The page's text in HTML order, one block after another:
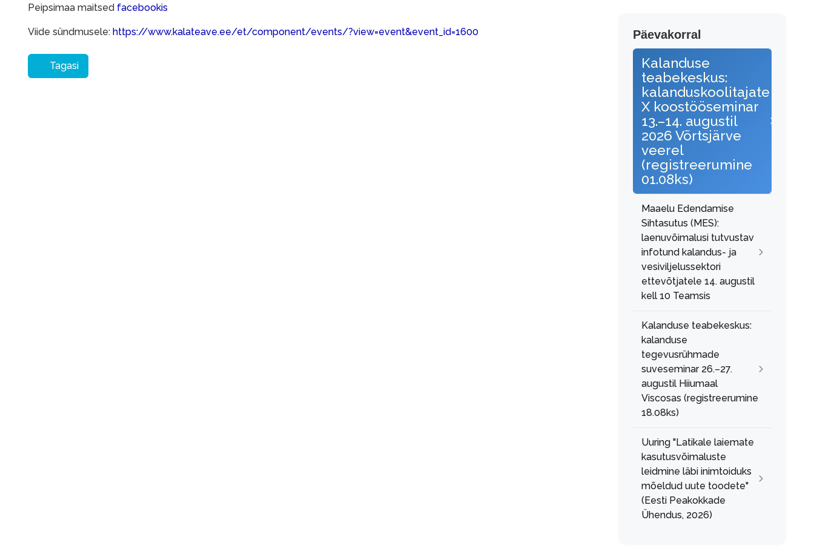
Peipsimaa maitsed facebookis
Viide sündmusele: https://www.kalateave.ee/et/component/events/?view=event&event_id=1600
Tagasi
Päevakorral
Kalanduse
teabekeskus:
kalanduskoolitajate
X koostööseminar
13.–14. augustil
2026 Võrtsjärve
veerel
(registreerumine
01.08ks)
Maaelu Edendamise
Sihtasutus (MES):
laenuvõimalusi tutvustav
infotund kalandus- ja
vesiviljelussektori
ettevõtjatele 14. augustil
kell 10 Teamsis
Kalanduse teabekeskus:
kalanduse
tegevusrühmade
suveseminar 26.–27.
augustil Hiiumaal
Viscosas (registreerumine
18.08ks)
Uuring "Latikale laiemate
kasutusvõimaluste
leidmine läbi inimtoiduks
mõeldud uute toodete"
(Eesti Peakokkade
Ühendus, 2026)